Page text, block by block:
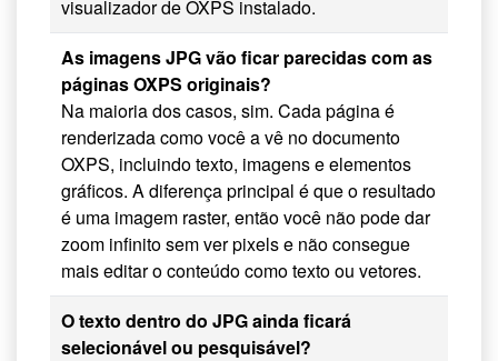
visualizador de OXPS instalado.
As imagens JPG vão ficar parecidas com as
páginas OXPS originais?
Na maioria dos casos, sim. Cada página é
renderizada como você a vê no documento
OXPS, incluindo texto, imagens e elementos
gráficos. A diferença principal é que o resultado
é uma imagem raster, então você não pode dar
zoom infinito sem ver pixels e não consegue
mais editar o conteúdo como texto ou vetores.
O texto dentro do JPG ainda ficará
selecionável ou pesquisável?